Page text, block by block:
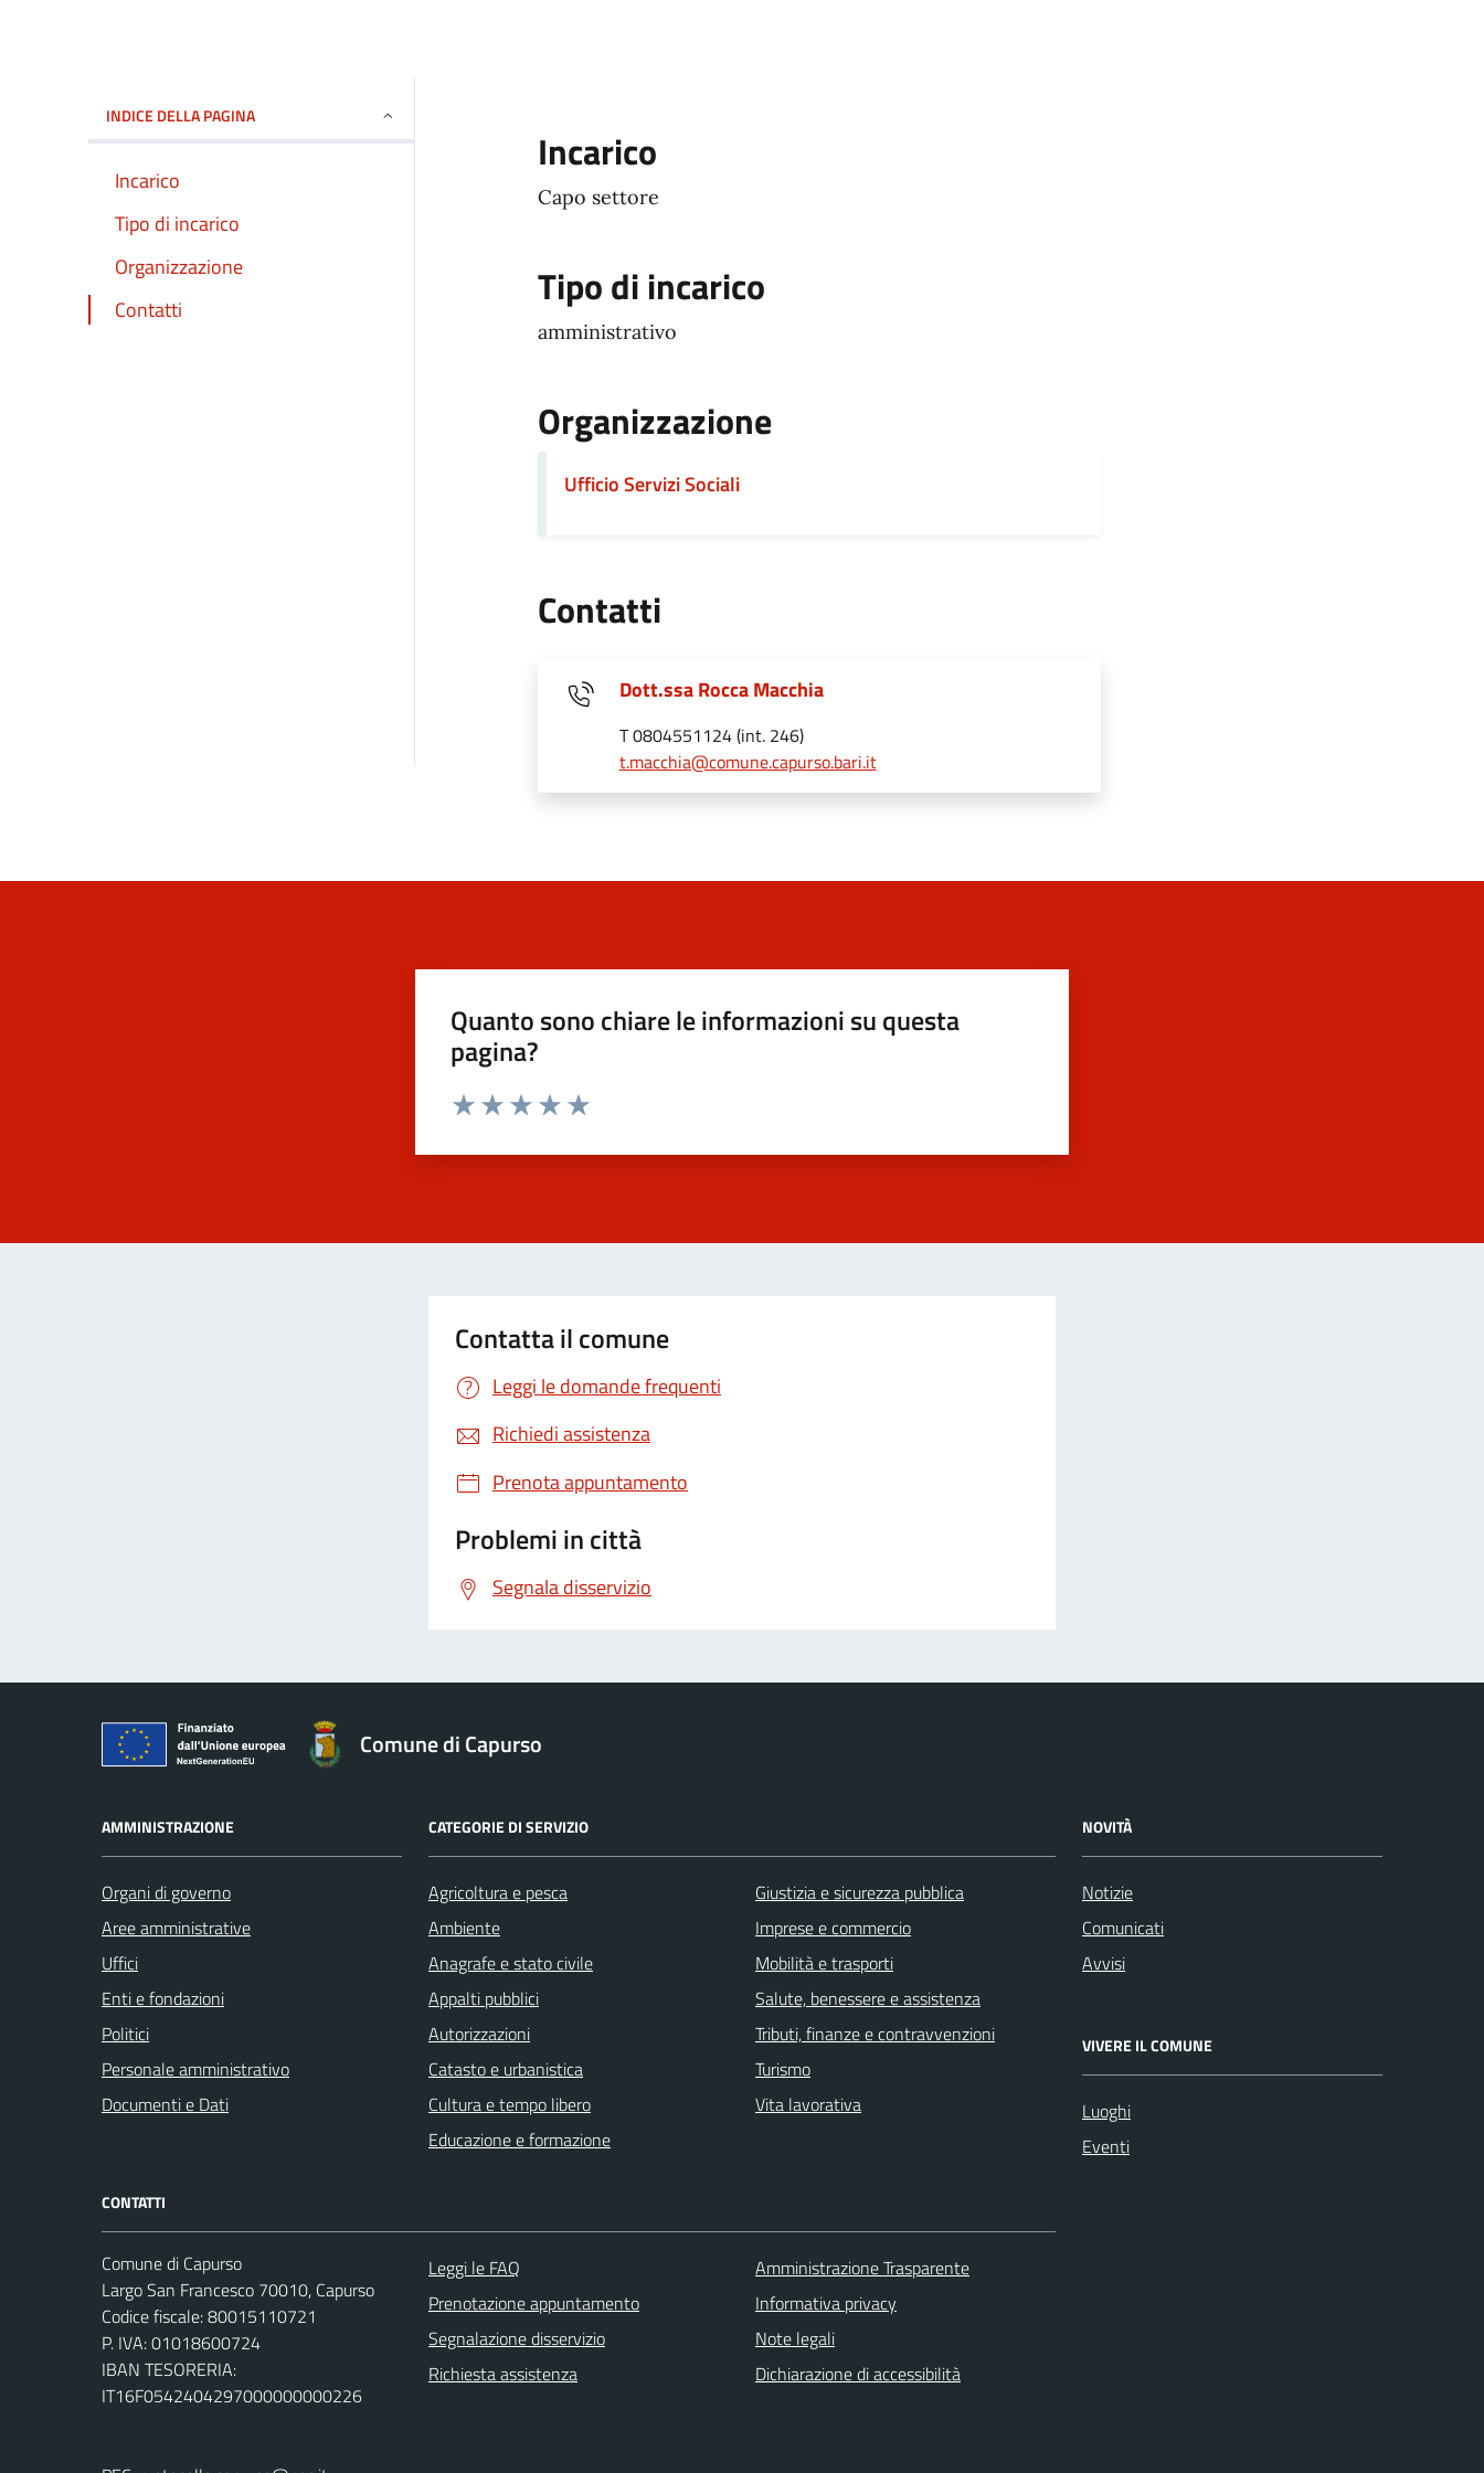
INDICE DELLA PAGINA
Incarico
Tipo di incarico
Organizzazione
Contatti
Incarico
Capo settore
Tipo di incarico
amministrativo
Organizzazione
Ufficio Servizi Sociali
Contatti
Dott.ssa Rocca Macchia
T 0804551124 (int. 246)
t.macchia@comune.capurso.bari.it
Quanto sono chiare le informazioni su questa
pagina?
Contatta il comune
Leggi le domande frequenti
Richiedi assistenza
Prenota appuntamento
Problemi in città
Segnala disservizio
Comune di Capurso
AMMINISTRAZIONE
Organi di governo
Aree amministrative
Uffici
Enti e fondazioni
Politici
Personale amministrativo
Documenti e Dati
CATEGORIE DI SERVIZIO
Agricoltura e pesca
Ambiente
Anagrafe e stato civile
Appalti pubblici
Autorizzazioni
Catasto e urbanistica
Cultura e tempo libero
Educazione e formazione
Giustizia e sicurezza pubblica
Imprese e commercio
Mobilità e trasporti
Salute, benessere e assistenza
Tributi, finanze e contravvenzioni
Turismo
Vita lavorativa
NOVITÀ
Notizie
Comunicati
Avvisi
VIVERE IL COMUNE
Luoghi
Eventi
CONTATTI
Comune di Capurso
Largo San Francesco 70010, Capurso
Codice fiscale: 80015110721
P. IVA: 01018600724
IBAN TESORERIA:
IT16F0542404297000000000226
Leggi le FAQ
Prenotazione appuntamento
Segnalazione disservizio
Richiesta assistenza
Amministrazione Trasparente
Informativa privacy
Note legali
Dichiarazione di accessibilità